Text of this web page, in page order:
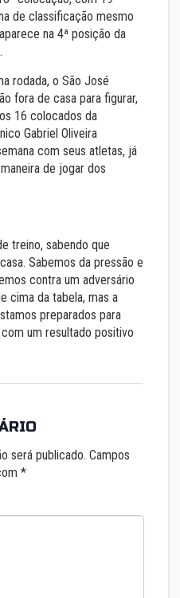
de classificação mesmo
na 4ª posição da
rodada, o São José
fora de casa para figurar,
16 colocados da
Gabriel Oliveira
com seus atletas, já
de jogar dos
treino, sabendo que
Sabemos da pressão e
contra um adversário
cima da tabela, mas a
preparados para
um resultado positivo
será publicado. Campos
*